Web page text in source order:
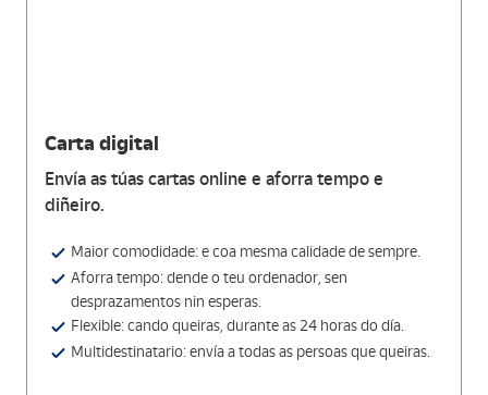
Carta digital
Envía as túas cartas online e aforra tempo e
diñeiro.
Maior comodidade: e coa mesma calidade de sempre.
Aforra tempo: dende o teu ordenador, sen
desprazamentos nin esperas.
Flexible: cando queiras, durante as 24 horas do día.
Multidestinatario: envía a todas as persoas que queiras.